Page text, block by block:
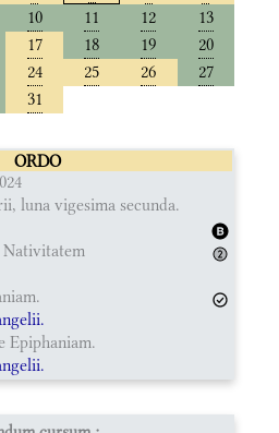
10 11 12
13
17 18 19
20
24 25 26
27
31
ORDO
luna vigesima secunda.
Nativitatem
Epiphaniam.